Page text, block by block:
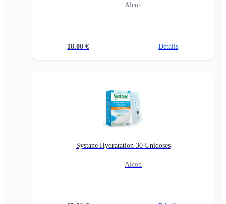
Alcon
18.00 € Détails
Systane Hydratation 30 Unidoses
Alcon